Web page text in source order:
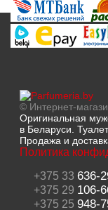
© Интернет-
Оригинальная
в Беларуси.
Продажа и
Политика
+375 33 636-
+375 29 106-
+375 25 948-